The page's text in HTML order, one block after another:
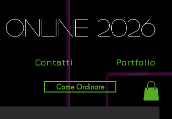
2026
Contatti Portfolio
Come Ordinare